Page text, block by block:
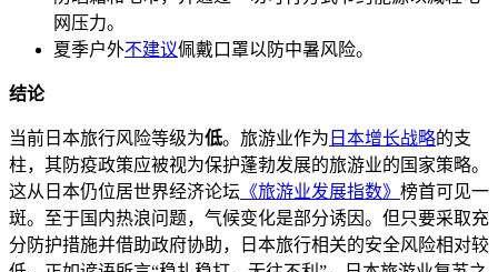
网压力。
夏季户外不建议佩戴口罩以防中暑风险。
结论
当前日本旅行风险等级为低。旅游业作为 日本增长战略的支
柱，其防疫政策应被视为保护蓬勃发展的旅游业的国家策略。
这从日本仍位居世界经济论坛 《旅游业发展指数》 榜首可见一
斑。至于国内热浪问题，气候变化是部分诱因。但只要采取充
分防护措施并借助政府协助，日本旅行相关的安全风险相对较